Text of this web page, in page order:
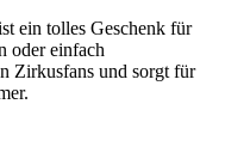
ein tolles Geschenk für
oder einfach
Zirkusfans und sorgt für